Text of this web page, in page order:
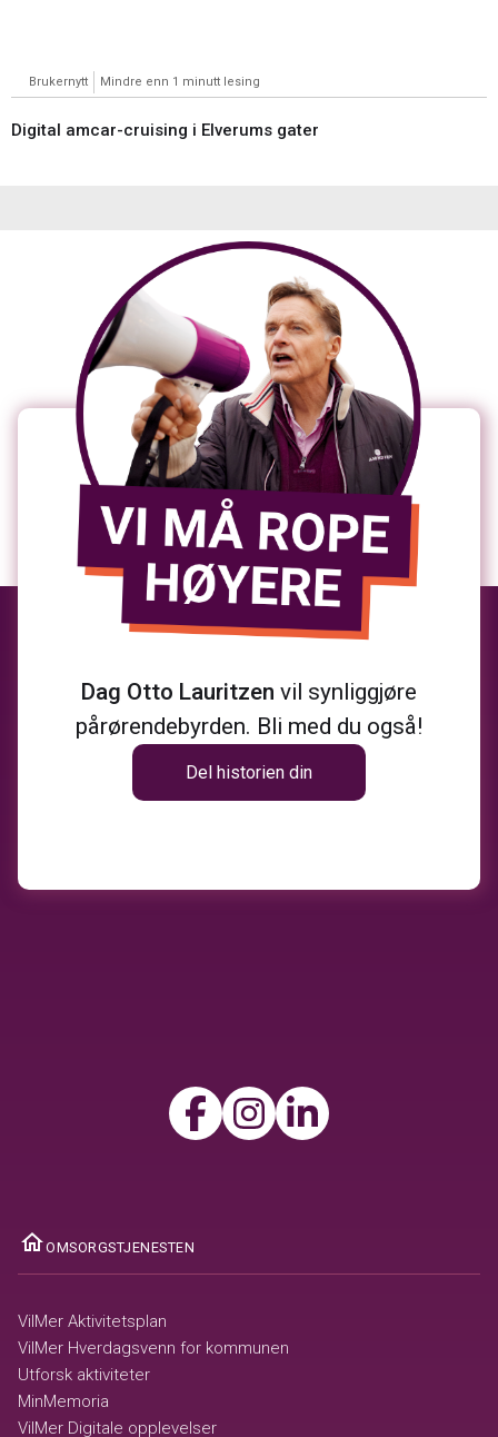
Brukernytt Mindre enn 1 minutt lesing
Digital amcar-cruising i Elverums gater
Dag Otto Lauritzen vil synliggjøre
pårørendebyrden. Bli med du også!
Del historien din
OMSORGSTJENESTEN
VilMer Aktivitetsplan
VilMer Hverdagsvenn for kommunen
Utforsk aktiviteter
MinMemoria
VilMer Digitale opplevelser